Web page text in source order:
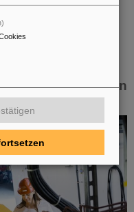
TRON
Kombination von
mRNA-Impfstoff